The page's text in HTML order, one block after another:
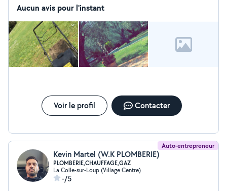
work planting, pruninglawn, with the doctor Garden
Aucun avis pour l'instant
Voir le profil Contacter
Auto-entrepreneur
Kevin Martel (W.K PLOMBERIE)
PLOMBERIE,CHAUFFAGE,GAZ
La Colle-sur-Loup (Village Centre)
-/5